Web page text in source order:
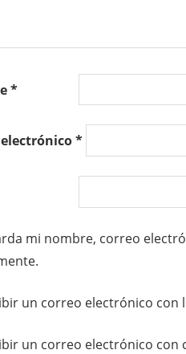
*
*
mi nombre, correo
un correo electrónico con
un correo electrónico con